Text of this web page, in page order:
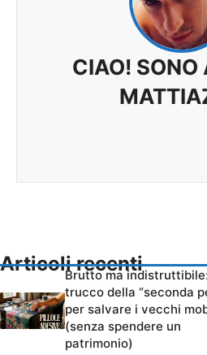
CIAO! SONO
Articoli recenti
Brutto ma
trucco della “seconda
per salvare i vecchi
(senza spendere un
patrimonio)